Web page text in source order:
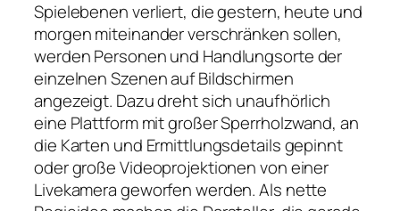
Spielebenen verliert, die gestern, heute und
morgen miteinander verschränken sollen,
werden Personen und Handlungsorte der
einzelnen Szenen auf Bildschirmen
angezeigt. Dazu dreht sich unaufhörlich
eine Plattform mit großer Sperrholzwand, an
die Karten und Ermittlungsdetails gepinnt
oder große Videoprojektionen von einer
Livekamera geworfen werden. Als nette